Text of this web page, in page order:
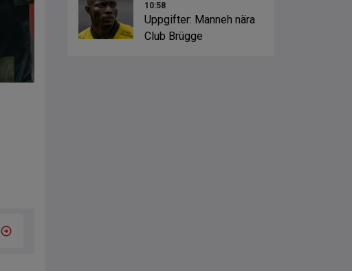
10:58
Uppgifter: Manneh nära
Club Brügge